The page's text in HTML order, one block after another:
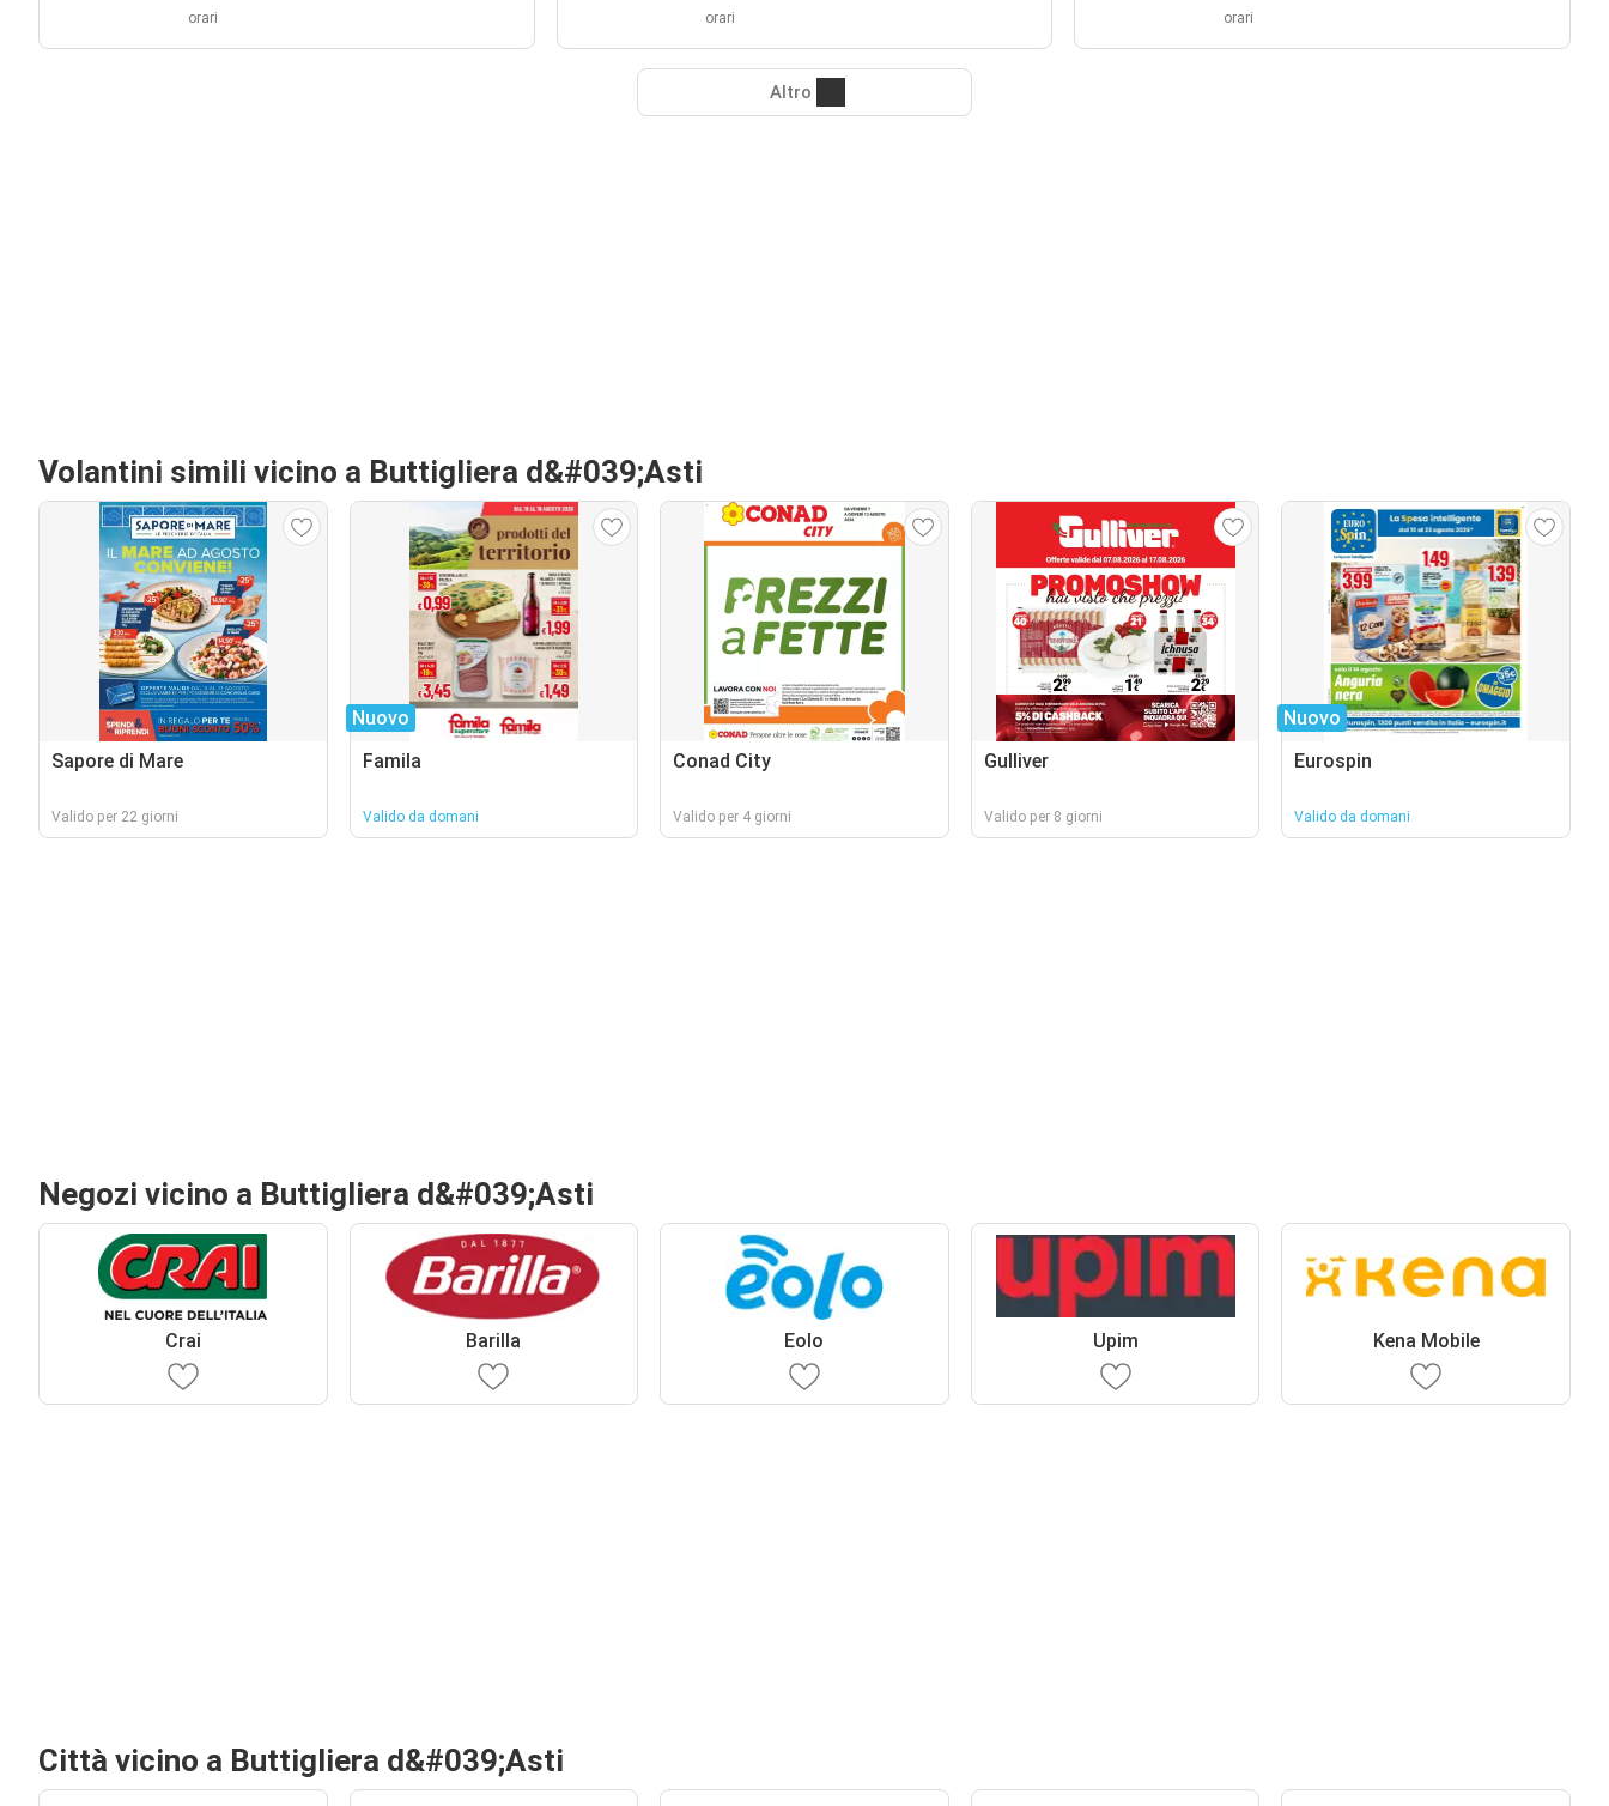
orari orari orari
Altro
Volantini simili vicino a Buttigliera d&#039;Asti
Sapore di Mare
Valido per 22 giorni
Nuovo
Famila
Valido da domani
Conad City
Valido per 4 giorni
Gulliver
Valido per 8 giorni
Nuovo
Eurospin
Valido da domani
Negozi vicino a Buttigliera d&#039;Asti
Crai Barilla Eolo Upim Kena Mobile
Città vicino a Buttigliera d&#039;Asti